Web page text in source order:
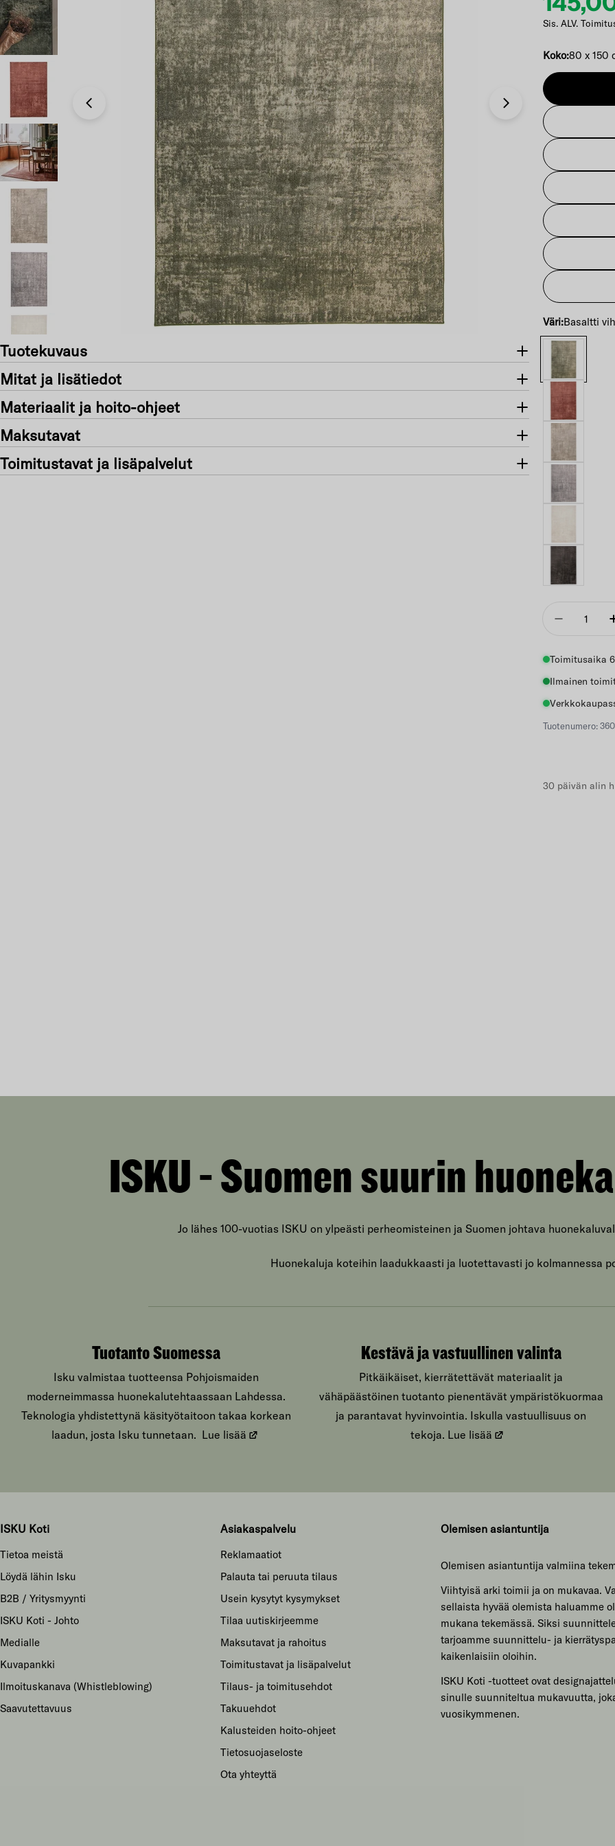
Avaa 0 modaali-ikkunassa Avaa 1 modaali-
Tuotekuvaus
Mitat ja lisätiedot
Materiaalit ja hoito-ohjeet
Maksutavat
Toimitustavat ja lisäpalvelut
Sis. ALV.
Koko:80 x 150
Väri:Basaltti
Vähennä
Toimitusaika
Ilmainen
Tuotenumero:
30 päivän alin
ISKU - Suomen suurin
Jo lähes 100-vuotias ISKU on ylpeästi perheomisteinen ja Suomen johtava
Huonekaluja koteihin laadukkaasti ja luotettavasti jo kolmannessa
Tuotanto Suomessa
Isku valmistaa tuotteensa Pohjoismaiden
moderneimmassa huonekalutehtaassaan Lahdessa.
Teknologia yhdistettynä käsityötaitoon takaa korkean
laadun, josta Isku tunnetaan. Lue lisää
Kestävä ja vastuullinen valinta
Pitkäikäiset, kierrätettävät materiaalit ja
vähäpäästöinen tuotanto pienentävät ympäristökuormaa
ja parantavat hyvinvointia. Iskulla vastuullisuus on
tekoja. Lue lisää
ISKU Koti
Tietoa meistä
Löydä lähin Isku
B2B / Yritysmyynti
ISKU Koti - Johto
Medialle
Kuvapankki
Ilmoituskanava (Whistleblowing)
Saavutettavuus
Asiakaspalvelu
Reklamaatiot
Palauta tai peruuta tilaus
Usein kysytyt kysymykset
Tilaa uutiskirjeemme
Maksutavat ja rahoitus
Toimitustavat ja lisäpalvelut
Tilaus- ja toimitusehdot
Takuuehdot
Kalusteiden hoito-ohjeet
Tietosuojaseloste
Ota yhteyttä
Olemisen asiantuntija
Olemisen asiantuntija valmiina
Viihtyisä arki toimii ja on mukavaa.
sellaista hyvää olemista haluamme
mukana tekemässä. Siksi
tarjoamme suunnittelu- ja
kaikenlaisiin oloihin.
ISKU Koti -tuotteet ovat
sinulle suunniteltua mukavuutta,
vuosikymmenen.